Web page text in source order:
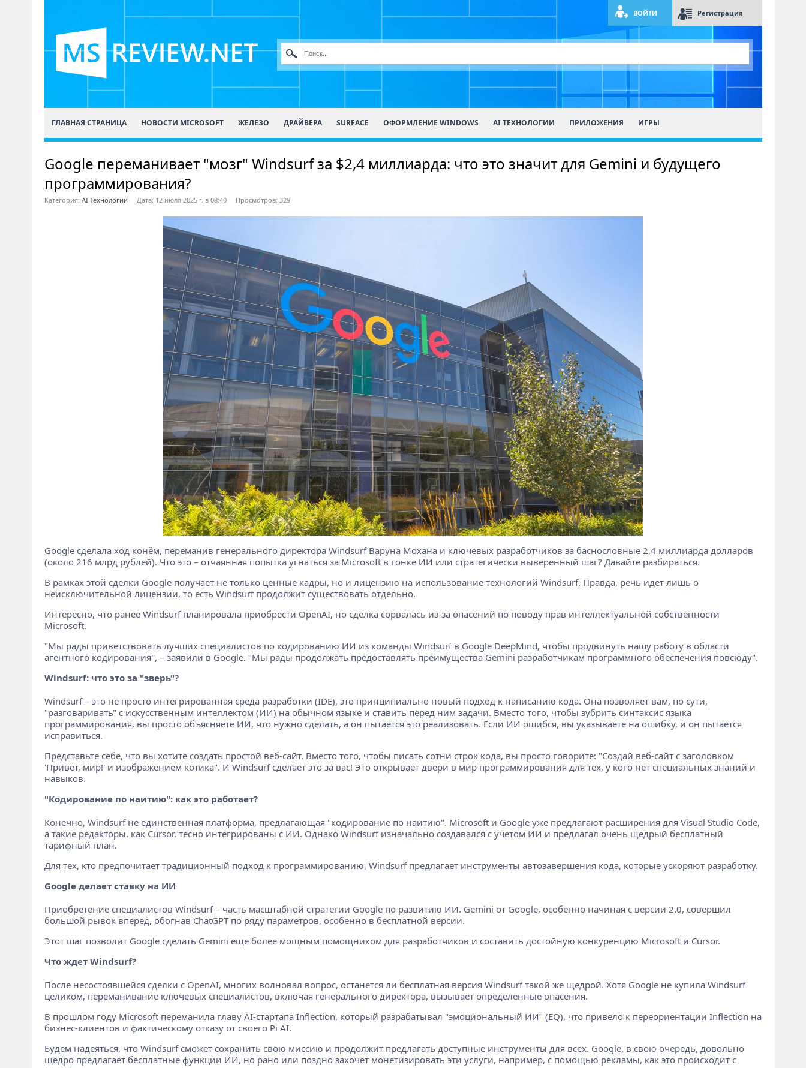
ВОЙТИ Регистрация
ГЛАВНАЯ СТРАНИЦА НОВОСТИ MICROSOFT ЖЕЛЕЗО ДРАЙВЕРА SURFACE ОФОРМЛЕНИЕ WINDOWS AI ТЕХНОЛОГИИ ПРИЛОЖЕНИЯ ИГРЫ
Google переманивает "мозг" Windsurf за $2,4 миллиарда: что это значит для Gemini и будущего
программирования?
Категория: AI Технологии Дата: 12 июля 2025 г. в 08:40 Просмотров: 329
Google сделала ход конём, переманив генерального директора Windsurf Варуна Мохана и ключевых разработчиков за баснословные 2,4 миллиарда долларов
(около 216 млрд рублей). Что это – отчаянная попытка угнаться за Microsoft в гонке ИИ или стратегически выверенный шаг? Давайте разбираться.
В рамках этой сделки Google получает не только ценные кадры, но и лицензию на использование технологий Windsurf. Правда, речь идет лишь о
неисключительной лицензии, то есть Windsurf продолжит существовать отдельно.
Интересно, что ранее Windsurf планировала приобрести OpenAI, но сделка сорвалась из-за опасений по поводу прав интеллектуальной собственности
Microsoft.
"Мы рады приветствовать лучших специалистов по кодированию ИИ из команды Windsurf в Google DeepMind, чтобы продвинуть нашу работу в области
агентного кодирования", – заявили в Google. "Мы рады продолжать предоставлять преимущества Gemini разработчикам программного обеспечения повсюду".
Windsurf: что это за "зверь"?
Windsurf – это не просто интегрированная среда разработки (IDE), это принципиально новый подход к написанию кода. Она позволяет вам, по сути,
"разговаривать" с искусственным интеллектом (ИИ) на обычном языке и ставить перед ним задачи. Вместо того, чтобы зубрить синтаксис языка
программирования, вы просто объясняете ИИ, что нужно сделать, а он пытается это реализовать. Если ИИ ошибся, вы указываете на ошибку, и он пытается
исправиться.
Представьте себе, что вы хотите создать простой веб-сайт. Вместо того, чтобы писать сотни строк кода, вы просто говорите: "Создай веб-сайт с заголовком
'Привет, мир!' и изображением котика". И Windsurf сделает это за вас! Это открывает двери в мир программирования для тех, у кого нет специальных знаний и
навыков.
"Кодирование по наитию": как это работает?
Конечно, Windsurf не единственная платформа, предлагающая "кодирование по наитию". Microsoft и Google уже предлагают расширения для Visual Studio Code,
а такие редакторы, как Cursor, тесно интегрированы с ИИ. Однако Windsurf изначально создавался с учетом ИИ и предлагал очень щедрый бесплатный
тарифный план.
Для тех, кто предпочитает традиционный подход к программированию, Windsurf предлагает инструменты автозавершения кода, которые ускоряют разработку.
Google делает ставку на ИИ
Приобретение специалистов Windsurf – часть масштабной стратегии Google по развитию ИИ. Gemini от Google, особенно начиная с версии 2.0, совершил
большой рывок вперед, обогнав ChatGPT по ряду параметров, особенно в бесплатной версии.
Этот шаг позволит Google сделать Gemini еще более мощным помощником для разработчиков и составить достойную конкуренцию Microsoft и Cursor.
Что ждет Windsurf?
После несостоявшейся сделки с OpenAI, многих волновал вопрос, останется ли бесплатная версия Windsurf такой же щедрой. Хотя Google не купила Windsurf
целиком, переманивание ключевых специалистов, включая генерального директора, вызывает определенные опасения.
В прошлом году Microsoft переманила главу AI-стартапа Inflection, который разрабатывал "эмоциональный ИИ" (EQ), что привело к переориентации Inflection на
бизнес-клиентов и фактическому отказу от своего Pi AI.
Будем надеяться, что Windsurf сможет сохранить свою миссию и продолжит предлагать доступные инструменты для всех. Google, в свою очередь, довольно
щедро предлагает бесплатные функции ИИ, но рано или поздно захочет монетизировать эти услуги, например, с помощью рекламы, как это происходит с